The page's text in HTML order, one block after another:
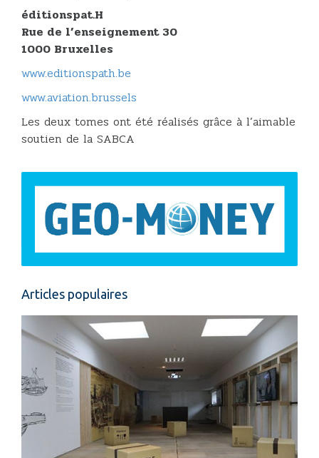
éditionspat.H
Rue de l’enseignement 30
1000 Bruxelles
www.editionspath.be
www.aviation.brussels
Les deux tomes ont été réalisés grâce à l’aimable
soutien de la SABCA
Articles populaires